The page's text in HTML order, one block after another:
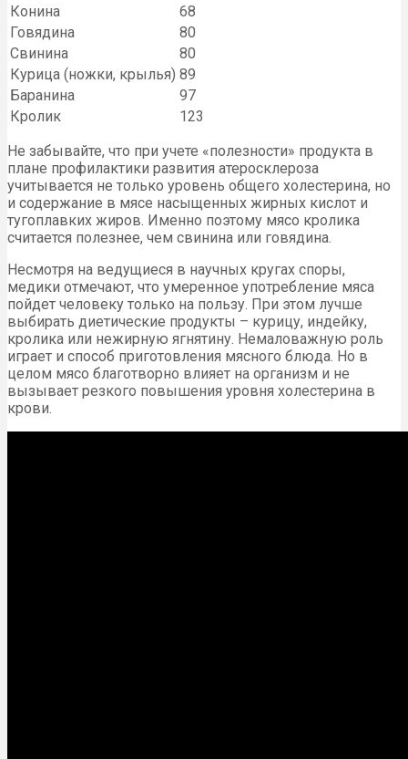
Конина
68
Говядина
80
Свинина
80
Курица (ножки, крылья) 89
Баранина
97
Кролик
123
Не забывайте, что при учете «полезности» продукта в
плане профилактики развития атеросклероза
учитывается не только уровень общего холестерина, но
и содержание в мясе насыщенных жирных кислот и
тугоплавких жиров. Именно поэтому мясо кролика
считается полезнее, чем свинина или говядина.
Несмотря на ведущиеся в научных кругах споры,
медики отмечают, что умеренное употребление мяса
пойдет человеку только на пользу. При этом лучше
выбирать диетические продукты – курицу, индейку,
кролика или нежирную ягнятину. Немаловажную роль
играет и способ приготовления мясного блюда. Но в
целом мясо благотворно влияет на организм и не
вызывает резкого повышения уровня холестерина в
крови.